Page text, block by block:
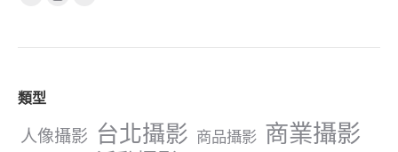
Facebook
opens
new
Instagram
opensopens
window
類型
人像攝影 台北攝影 商品攝影 商業攝影